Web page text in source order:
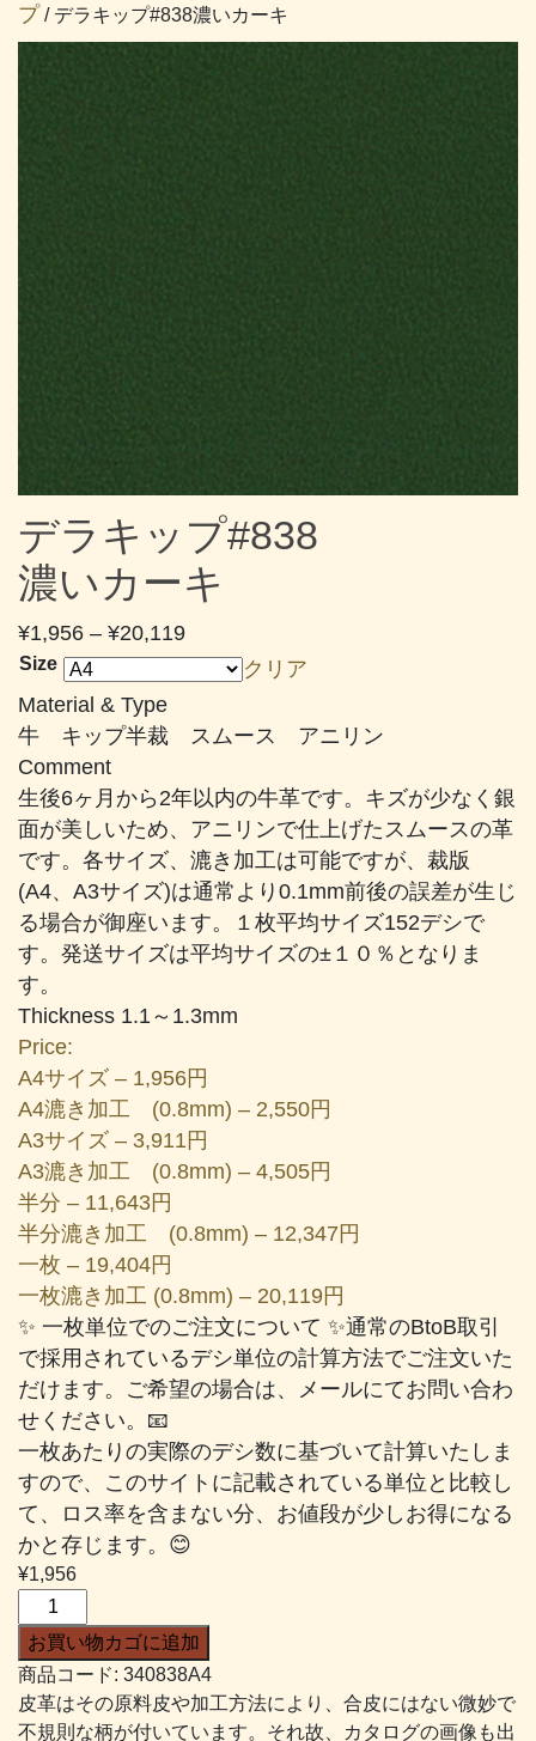
プ / デラキップ#838濃いカーキ
デラキップ#838
濃いカーキ
¥1,956 – ¥20,119価
格
¥1,956
¥20,119
Size
クリア
Material & Type
牛 キップ半裁 スムース アニリン
Comment
生後6ヶ月から2年以内の牛革です。キズが少なく銀
面が美しいため、アニリンで仕上げたスムースの革
です。各サイズ、漉き加工は可能ですが、裁版
(A4、A3サイズ)は通常より0.1mm前後の誤差が生じ
る場合が御座います。１枚平均サイズ152デシで
す。発送サイズは平均サイズの±１０％となりま
す。
Thickness 1.1～1.3mm
Price:
A4サイズ – 1,956円
A4漉き加工 (0.8mm) – 2,550円
A3サイズ – 3,911円
A3漉き加工 (0.8mm) – 4,505円
半分 – 11,643円
半分漉き加工 (0.8mm) – 12,347円
一枚 – 19,404円
一枚漉き加工 (0.8mm) – 20,119円
✨ 一枚単位でのご注文について ✨通常のBtoB取引
で採用されているデシ単位の計算方法でご注文いた
だけます。ご希望の場合は、メールにてお問い合わ
せください。📧
一枚あたりの実際のデシ数に基づいて計算いたしま
すので、このサイトに記載されている単位と比較し
て、ロス率を含まない分、お値段が少しお得になる
かと存じます。😊
¥1,956
ラ
キ
ッ
プ
お買い物カゴに追加
商品コード: 340838A4
皮革はその原料皮や加工方法により、合皮にはない微妙で
不規則な柄が付いています。それ故、カタログの画像も出